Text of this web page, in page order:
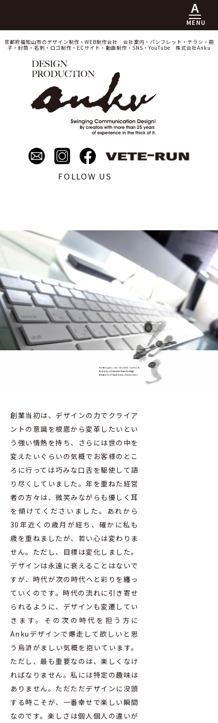
京都府福知山市のデザイン制作・WEB制作会社 会社案内・パンフレット・チラシ・冊
子・封筒・名刺・ロゴ制作・ECサイト・動画制作・SNS・YouTube 株式会社Anku
FOLLOW US
創業当初は、デザインの力でクライア
ントの意識を根底から変革したいとい
う強い情熱を持ち、さらには世の中を
変えたいぐらいの気概でお客様のとこ
ろに行っては巧みな口舌を駆使して語
り尽くしていました。年を重ねた経営
者の方々は、微笑みながらも優しく耳
を傾けてくださいました。あれから
30年近くの歳月が経ち、確かに私も
歳を重ねましたが、若い心は変わりま
せん。ただし、目標は変化しました。
デザインは永遠に衰えることはないで
すが、時代が次の時代へと彩りを纏っ
ていくのです。時代の流れに引き寄せ
られるように、デザインも変遷してい
きます。その次の時代を担う方に
Ankuデザインで爆走して欲しいと思
う烏滸がましい気概を抱いています。
ただし、最も重要なのは、楽しくなけ
ればなりません。私には特定の趣味は
ありません。ただただデザインに没頭
する時こそが、一番幸せで楽しい瞬間
なのです。楽しさは個人個人の違いが